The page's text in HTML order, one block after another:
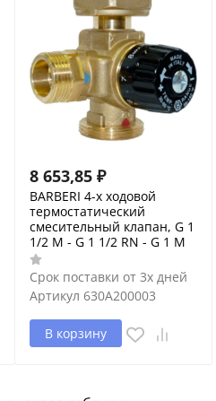
8 653,85 ₽
BARBERI 4-х ходовой
термостатический
смесительный клапан, G 1
1/2 M - G 1 1/2 RN - G 1 M
Срок поставки от 3х дней
Артикул 630A200003
В корзину